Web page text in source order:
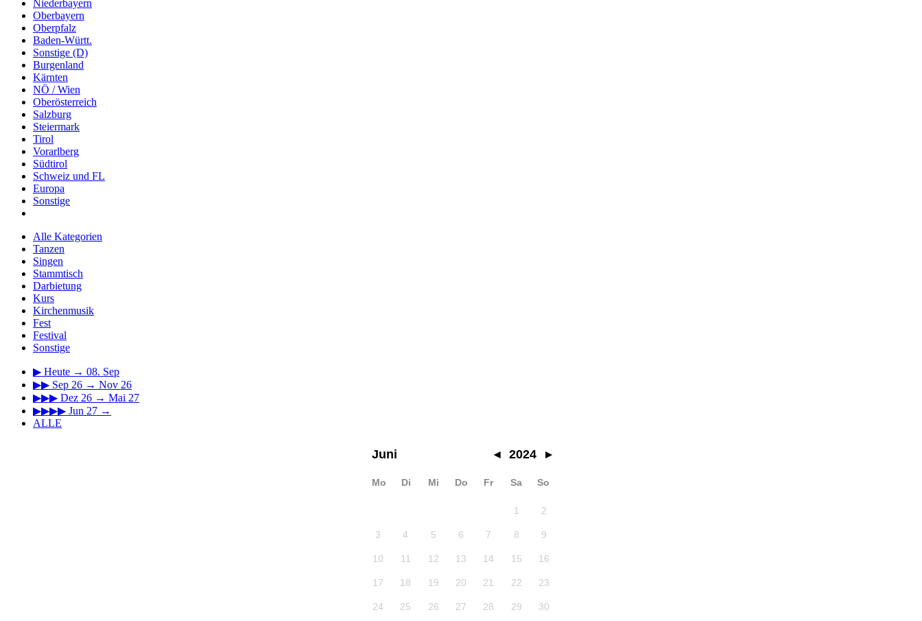
Niederbayern
Oberbayern
Oberpfalz
Baden-Württ.
Sonstige (D)
Burgenland
Kärnten
NÖ / Wien
Oberösterreich
Salzburg
Steiermark
Tirol
Vorarlberg
Südtirol
Schweiz und FL
Europa
Sonstige
Alle Kategorien
Tanzen
Singen
Stammtisch
Darbietung
Kurs
Kirchenmusik
Fest
Festival
Sonstige
▶ Heute → 08. Sep
▶▶ Sep 26 → Nov 26
▶▶▶ Dez 26 → Mai 27
▶▶▶▶ Jun 27 →
ALLE
Juni ◂ 2024 ▸
Mo Di Mi Do Fr Sa So
1 2
3 4 5 6 7 8 9
10 11 12 13 14 15 16
17 18 19 20 21 22 23
24 25 26 27 28 29 30